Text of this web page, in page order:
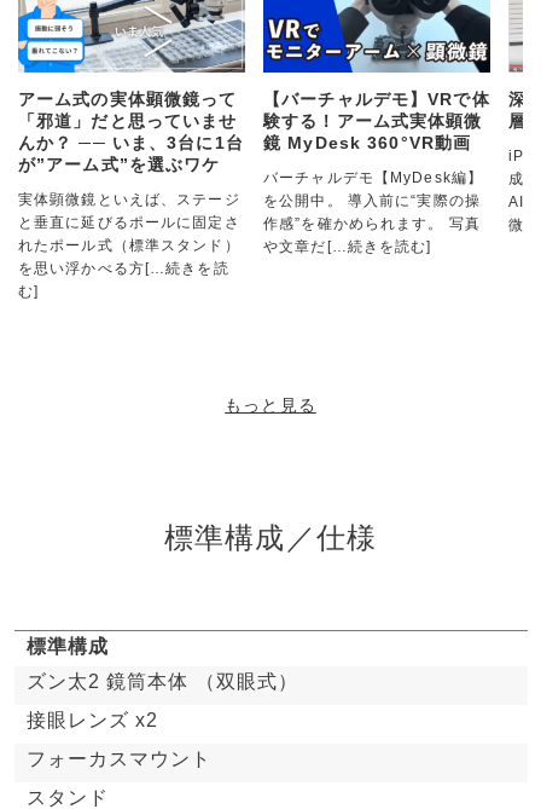
アーム式の実体顕微鏡って
「邪道」だと思っていませ
んか？ ── いま、3台に1台
が”アーム式”を選ぶワケ
実体顕微鏡といえば、ステージ
と垂直に延びるポールに固定さ
れたポール式（標準スタンド）
を思い浮かべる方[…続きを読
む]
【バーチャルデモ】VRで体
験する！アーム式実体顕微
鏡 MyDesk 360°VR動画
バーチャルデモ【MyDesk編】
を公開中。 導入前に“実際の操
作感”を確かめられます。 写真
や文章だ[…続きを読む]
深
層
成
AI
微
もっと見る
標準構成／仕様
標準構成
ズン太2 鏡筒本体 （双眼式）
接眼レンズ x2
フォーカスマウント
スタンド